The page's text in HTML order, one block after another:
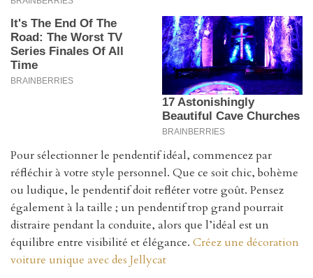
Pour sélectionner le pendentif idéal, commencez par
réfléchir à votre style personnel. Que ce soit chic, bohème
ou ludique, le pendentif doit refléter votre goût. Pensez
également à la taille ; un pendentif trop grand pourrait
distraire pendant la conduite, alors que l’idéal est un
équilibre entre visibilité et élégance. Créez une décoration
voiture unique avec des Jellycat